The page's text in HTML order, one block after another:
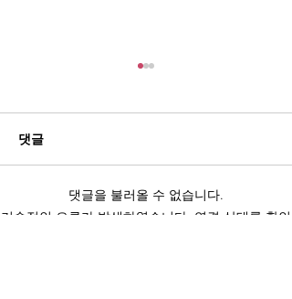
뉴스타파 특별기획 '훈장과
댓글
댓글을 불러올 수 없습니다.
기술적인 오류가 발생하였습니다. 연결 상태를 확인